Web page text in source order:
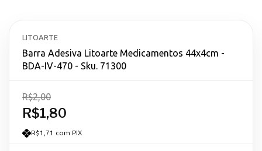
LITOARTE
Barra Adesiva Litoarte Medicamentos 44x4cm -
BDA-IV-470 - Sku. 71300
R$1,80
R$2,00
R$1,71 com PIX